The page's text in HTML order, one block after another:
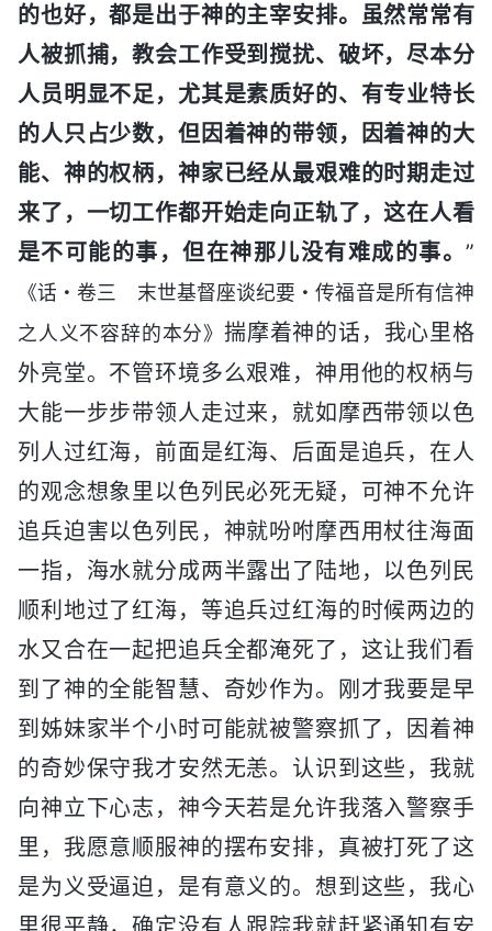
的也好，都是出于神的主宰安排。虽然常常有
人被抓捕，教会工作受到搅扰、破坏，尽本分
人员明显不足，尤其是素质好的、有专业特长
的人只占少数，但因着神的带领，因着神的大
能、神的权柄，神家已经从最艰难的时期走过
来了，一切工作都开始走向正轨了，这在人看
是不可能的事，但在神那儿没有难成的事。 ”
《话・卷三 末世基督座谈纪要・传福音是所有信神
之人义不容辞的本分》 揣摩着神的话，我心里格
外亮堂。不管环境多么艰难，神用他的权柄与
大能一步步带领人走过来，就如摩西带领以色
列人过红海，前面是红海、后面是追兵，在人
的观念想象里以色列民必死无疑，可神不允许
追兵迫害以色列民，神就吩咐摩西用杖往海面
一指，海水就分成两半露出了陆地，以色列民
顺利地过了红海，等追兵过红海的时候两边的
水又合在一起把追兵全都淹死了，这让我们看
到了神的全能智慧、奇妙作为。刚才我要是早
到姊妹家半个小时可能就被警察抓了，因着神
的奇妙保守我才安然无恙。认识到这些，我就
向神立下心志，神今天若是允许我落入警察手
里，我愿意顺服神的摆布安排，真被打死了这
是为义受逼迫，是有意义的。想到这些，我心